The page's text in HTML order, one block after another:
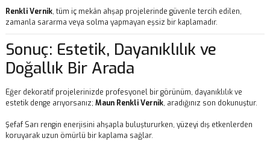
Renkli Vernik, tüm iç mekân ahşap projelerinde güvenle tercih edilen,
zamanla sararma veya solma yapmayan eşsiz bir kaplamadır.
Sonuç: Estetik, Dayanıklılık ve
Doğallık Bir Arada
Eğer dekoratif projelerinizde profesyonel bir görünüm, dayanıklılık ve
estetik denge arıyorsanız; Maun Renkli Vernik, aradığınız son dokunuştur.
Şefaf Sarı rengin enerjisini ahşapla buluştururken, yüzeyi dış etkenlerden
koruyarak uzun ömürlü bir kaplama sağlar.